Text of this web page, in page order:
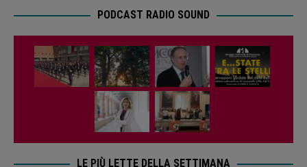
PODCAST RADIO SOUND
LE PIÙ LETTE DELLA SETTIMANA